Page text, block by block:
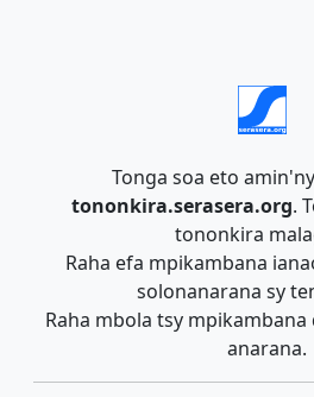
Tonga soa eto
tononkira.serasera.org.
tononkira
Raha efa mpikambana
solonanarana sy
Raha mbola tsy
anarana.